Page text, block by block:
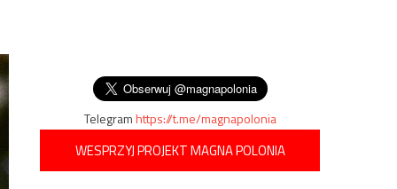
Telegramhttps://t.me/magnapolonia
WESPRZYJ PROJEKT MAGNA POLONIA